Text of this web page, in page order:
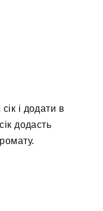
і додати в
додасть